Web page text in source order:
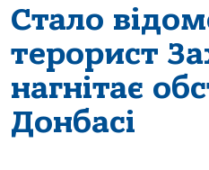
Стало
терорист
нагнітає
Донбасі